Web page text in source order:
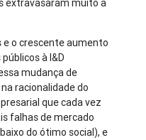
extravasaram muito a
e o crescente aumento
à I&D
mudança de
racionalidade do
que cada vez
falhas de mercado
do ótimo social), e